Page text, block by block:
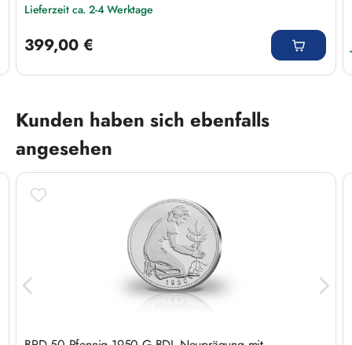
Lieferzeit ca. 2-4 Werktage
399,00 €
Produktgalerie überspringen
Kunden haben sich ebenfalls
angesehen